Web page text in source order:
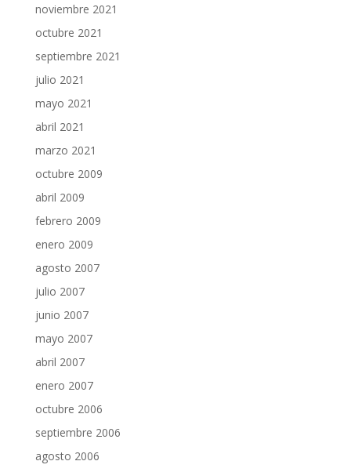
noviembre 2021
octubre 2021
septiembre 2021
julio 2021
mayo 2021
abril 2021
marzo 2021
octubre 2009
abril 2009
febrero 2009
enero 2009
agosto 2007
julio 2007
junio 2007
mayo 2007
abril 2007
enero 2007
octubre 2006
septiembre 2006
agosto 2006